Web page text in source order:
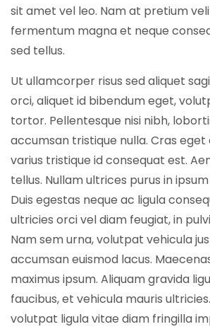
sit amet vel leo. Nam at pretium
fermentum magna et neque
sed tellus.
Ut ullamcorper risus sed aliquet
orci, aliquet id bibendum eget,
tortor. Pellentesque nisi nibh,
accumsan tristique nulla. Cras eget
varius tristique id consequat est.
tellus. Nullam ultrices purus in
Duis egestas neque ac ligula
ultricies orci vel diam feugiat, in
Nam sem urna, volutpat vehicula
accumsan euismod lacus.
maximus ipsum. Aliquam gravida
faucibus, et vehicula mauris
volutpat ligula vitae diam fringilla